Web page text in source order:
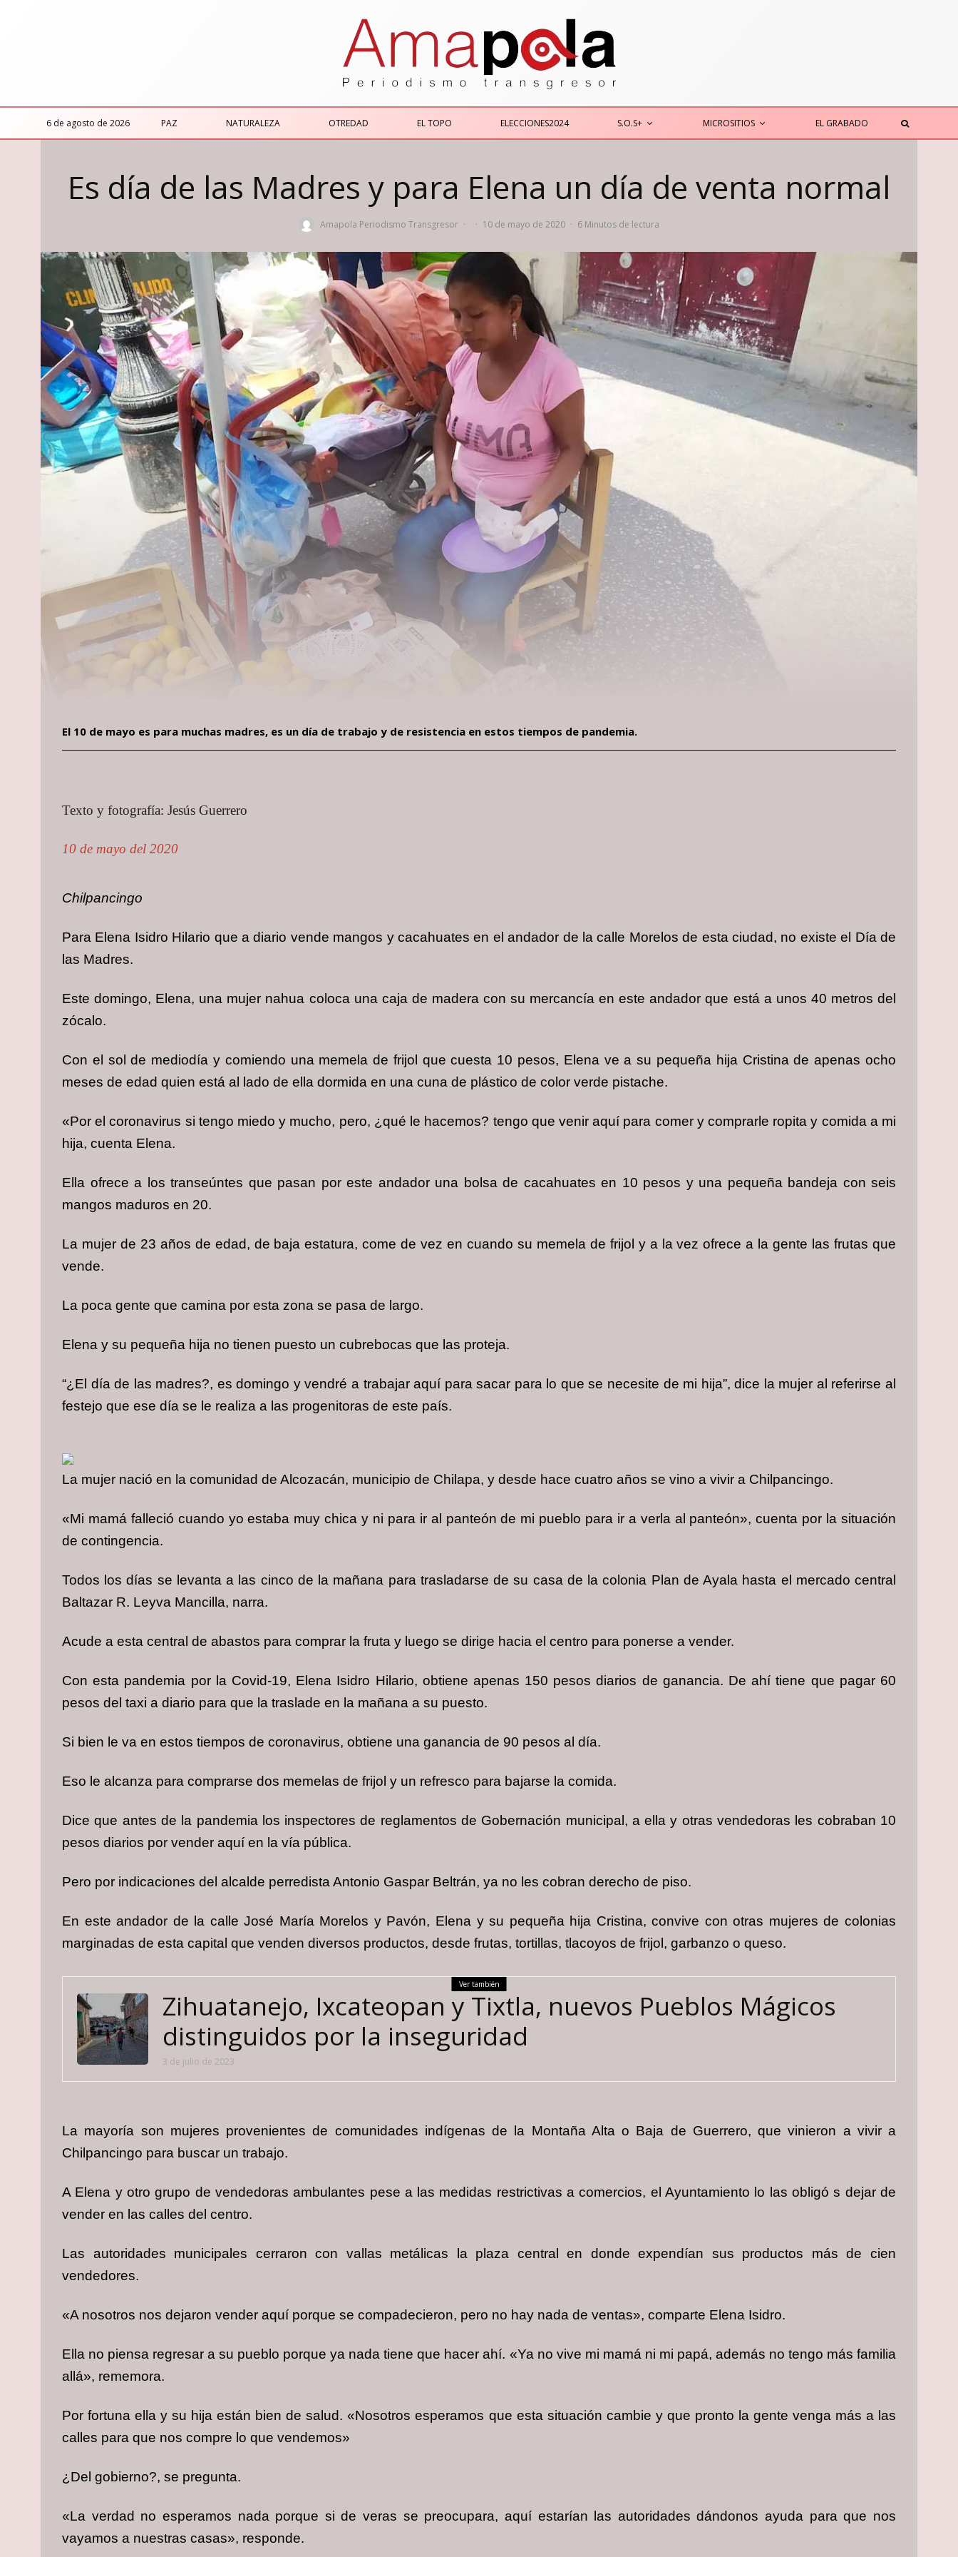
6 de agosto de 2026 PAZ NATURALEZA OTREDAD EL TOPO ELECCIONES2024 S.O.S+ MICROSITIOS EL GRABADO
Es día de las Madres y para Elena un día de venta normal
Amapola Periodismo Transgresor · · 10 de mayo de 2020 · 6 Minutos de lectura
El 10 de mayo es para muchas madres, es un día de trabajo y de resistencia en estos tiempos de pandemia.
Texto y fotografía: Jesús Guerrero
10 de mayo del 2020
Chilpancingo
Para Elena Isidro Hilario que a diario vende mangos y cacahuates en el andador de la calle Morelos de esta ciudad, no existe el Día de
las Madres.
Este domingo, Elena, una mujer nahua coloca una caja de madera con su mercancía en este andador que está a unos 40 metros del
zócalo.
Con el sol de mediodía y comiendo una memela de frijol que cuesta 10 pesos, Elena ve a su pequeña hija Cristina de apenas ocho
meses de edad quien está al lado de ella dormida en una cuna de plástico de color verde pistache.
«Por el coronavirus si tengo miedo y mucho, pero, ¿qué le hacemos? tengo que venir aquí para comer y comprarle ropita y comida a mi
hija, cuenta Elena.
Ella ofrece a los transeúntes que pasan por este andador una bolsa de cacahuates en 10 pesos y una pequeña bandeja con seis
mangos maduros en 20.
La mujer de 23 años de edad, de baja estatura, come de vez en cuando su memela de frijol y a la vez ofrece a la gente las frutas que
vende.
La poca gente que camina por esta zona se pasa de largo.
Elena y su pequeña hija no tienen puesto un cubrebocas que las proteja.
“¿El día de las madres?, es domingo y vendré a trabajar aquí para sacar para lo que se necesite de mi hija”, dice la mujer al referirse al
festejo que ese día se le realiza a las progenitoras de este país.
La mujer nació en la comunidad de Alcozacán, municipio de Chilapa, y desde hace cuatro años se vino a vivir a Chilpancingo.
«Mi mamá falleció cuando yo estaba muy chica y ni para ir al panteón de mi pueblo para ir a verla al panteón», cuenta por la situación
de contingencia.
Todos los días se levanta a las cinco de la mañana para trasladarse de su casa de la colonia Plan de Ayala hasta el mercado central
Baltazar R. Leyva Mancilla, narra.
Acude a esta central de abastos para comprar la fruta y luego se dirige hacia el centro para ponerse a vender.
Con esta pandemia por la Covid-19, Elena Isidro Hilario, obtiene apenas 150 pesos diarios de ganancia. De ahí tiene que pagar 60
pesos del taxi a diario para que la traslade en la mañana a su puesto.
Si bien le va en estos tiempos de coronavirus, obtiene una ganancia de 90 pesos al día.
Eso le alcanza para comprarse dos memelas de frijol y un refresco para bajarse la comida.
Dice que antes de la pandemia los inspectores de reglamentos de Gobernación municipal, a ella y otras vendedoras les cobraban 10
pesos diarios por vender aquí en la vía pública.
Pero por indicaciones del alcalde perredista Antonio Gaspar Beltrán, ya no les cobran derecho de piso.
En este andador de la calle José María Morelos y Pavón, Elena y su pequeña hija Cristina, convive con otras mujeres de colonias
marginadas de esta capital que venden diversos productos, desde frutas, tortillas, tlacoyos de frijol, garbanzo o queso.
Ver también
Zihuatanejo, Ixcateopan y Tixtla, nuevos Pueblos Mágicos
distinguidos por la inseguridad
3 de julio de 2023
La mayoría son mujeres provenientes de comunidades indígenas de la Montaña Alta o Baja de Guerrero, que vinieron a vivir a
Chilpancingo para buscar un trabajo.
A Elena y otro grupo de vendedoras ambulantes pese a las medidas restrictivas a comercios, el Ayuntamiento lo las obligó s dejar de
vender en las calles del centro.
Las autoridades municipales cerraron con vallas metálicas la plaza central en donde expendían sus productos más de cien
vendedores.
«A nosotros nos dejaron vender aquí porque se compadecieron, pero no hay nada de ventas», comparte Elena Isidro.
Ella no piensa regresar a su pueblo porque ya nada tiene que hacer ahí. «Ya no vive mi mamá ni mi papá, además no tengo más familia
allá», rememora.
Por fortuna ella y su hija están bien de salud. «Nosotros esperamos que esta situación cambie y que pronto la gente venga más a las
calles para que nos compre lo que vendemos»
¿Del gobierno?, se pregunta.
«La verdad no esperamos nada porque si de veras se preocupara, aquí estarían las autoridades dándonos ayuda para que nos
vayamos a nuestras casas», responde.